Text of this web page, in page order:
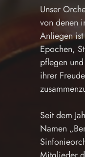
Unser
von denen
Anliegen
Epochen,
pflegen
ihrer
Seit dem
Namen